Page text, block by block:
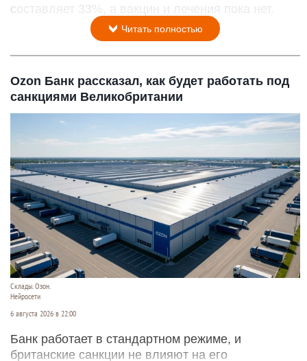
составляет 33%, а вакцин и лечения пока нет.
Читать полностью
Ozon Банк рассказал, как будет работать под
санкциями Великобритании
Склады. Озон.
Нейросети
6 августа 2026 в 22:00
Банк работает в стандартном режиме, и
британские санкции не влияют на его